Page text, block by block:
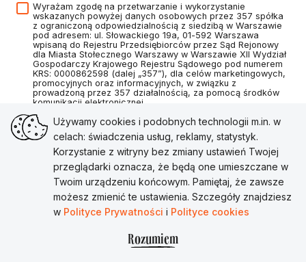
Wyrażam zgodę na przetwarzanie i wykorzystanie
wskazanych powyżej danych osobowych przez 357 spółka
z ograniczoną odpowiedzialnością z siedzibą w Warszawie
pod adresem: ul. Słowackiego 19a, 01-592 Warszawa
wpisaną do Rejestru Przedsiębiorców przez Sąd Rejonowy
dla Miasta Stołecznego Warszawy w Warszawie XII Wydział
Gospodarczy Krajowego Rejestru Sądowego pod numerem
KRS: 0000862598 (dalej „357”), dla celów marketingowych,
promocyjnych oraz informacyjnych, w związku z
prowadzoną przez 357 działalnością, za pomocą środków
komunikacji elektronicznej.
Utwórz konto
Masz już konto?Zaloguj się
Używamy cookies i podobnych technologii m.in. w
celach: świadczenia usług, reklamy, statystyk.
Korzystanie z witryny bez zmiany ustawień Twojej
przeglądarki oznacza, że będą one umieszczane w
Twoim urządzeniu końcowym. Pamiętaj, że zawsze
możesz zmienić te ustawienia. Szczegóły znajdziesz
w Polityce Prywatności i Polityce cookies
Rozumiem